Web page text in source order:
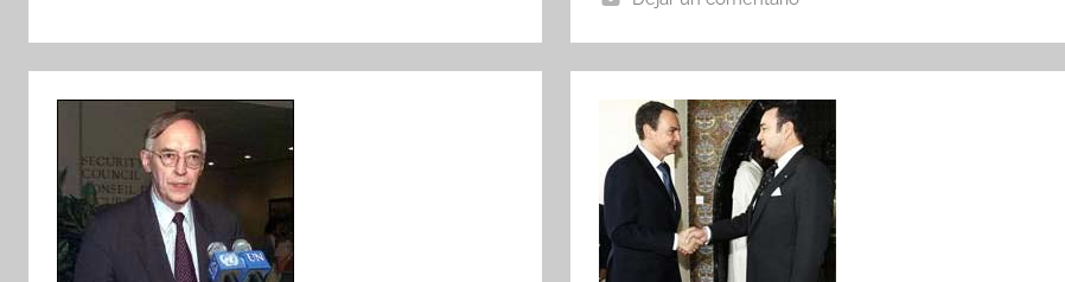
t
o
s
s